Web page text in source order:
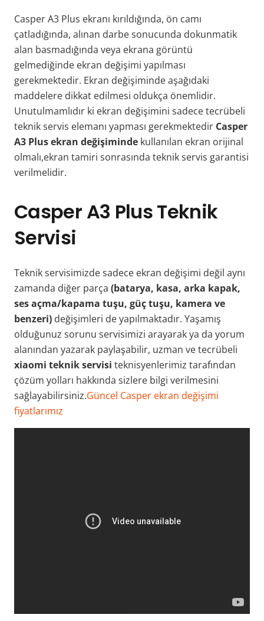
Casper A3 Plus ekranı kırıldığında, ön camı
çatladığında, alınan darbe sonucunda dokunmatik
alan basmadığında veya ekrana görüntü
gelmediğinde ekran değişimi yapılması
gerekmektedir. Ekran değişiminde aşağıdaki
maddelere dikkat edilmesi oldukça önemlidir.
Unutulmamlıdır ki ekran değişimini sadece tecrübeli
teknik servis elemanı yapması gerekmektedir Casper
A3 Plus ekran değişiminde kullanılan ekran orijinal
olmalı,ekran tamiri sonrasında teknik servis garantisi
verilmelidir.
Casper A3 Plus Teknik
Servisi
Teknik servisimizde sadece ekran değişimi değil aynı
zamanda diğer parça (batarya, kasa, arka kapak,
ses açma/kapama tuşu, güç tuşu, kamera ve
benzeri) değişimleri de yapılmaktadır. Yaşamış
olduğunuz sorunu servisimizi arayarak ya da yorum
alanından yazarak paylaşabilir, uzman ve tecrübeli
xiaomi teknik servisi teknisyenlerimiz tarafından
çözüm yolları hakkında sizlere bilgi verilmesini
sağlayabilirsiniz.Güncel Casper ekran değişimi
fiyatlarımız